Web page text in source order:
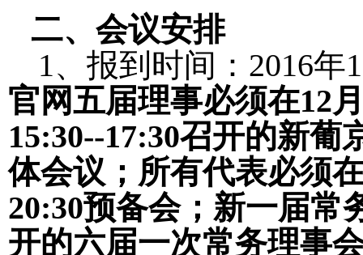
二、会议安排
1、报到时间： 2016年
官网五届理事必须在12
15:30--17:30召开的新葡
体会议；所有代表必须
20:30预备会；新一届常
开的六届一次常务理事